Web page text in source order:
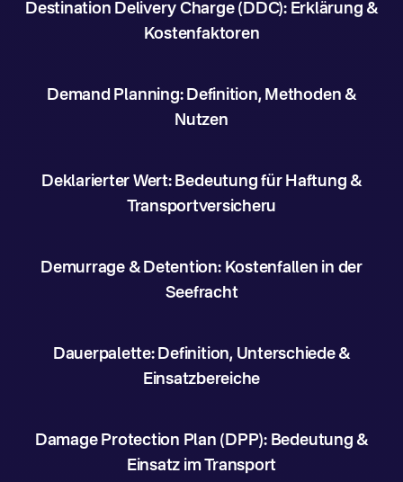
Destination Delivery Charge (DDC): Erklärung &
Kostenfaktoren
Demand Planning: Definition, Methoden &
Nutzen
Deklarierter Wert: Bedeutung für Haftung &
Transportversicheru
Demurrage & Detention: Kostenfallen in der
Seefracht
Dauerpalette: Definition, Unterschiede &
Einsatzbereiche
Damage Protection Plan (DPP): Bedeutung &
Einsatz im Transport